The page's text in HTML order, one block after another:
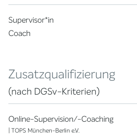
Supervisor*in
Coach
Zusatzqualifizierung
(nach DGSv-Kriterien)
Online-Supervision/-Coaching
| TOPS München-Berlin e.V.